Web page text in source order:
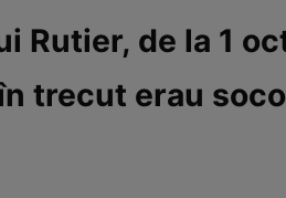
de la 1
trecut erau